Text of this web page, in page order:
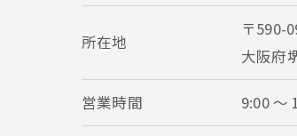
所在地
〒590-
大阪府
営業時間 9:00 〜